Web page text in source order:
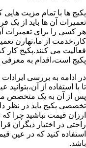
پکیج ها با تمام مزیت
تعمیرات آن ها باید از
هر کسی را برای تعمیرات
کار،خدمت از ما،تهارن
فعالیت می کنند.پکیج کار
پکیج است،اقدام به معرفی
در ادامه به بررسی ایرادات
تا با استفاده از
پس از آن به یک متخصص
تخصصی پکیج باید در نظر
ارزان قیمت نباشید چرا
راحتی در اختیار دیگران
استفاده کنید که در عین
باشد.